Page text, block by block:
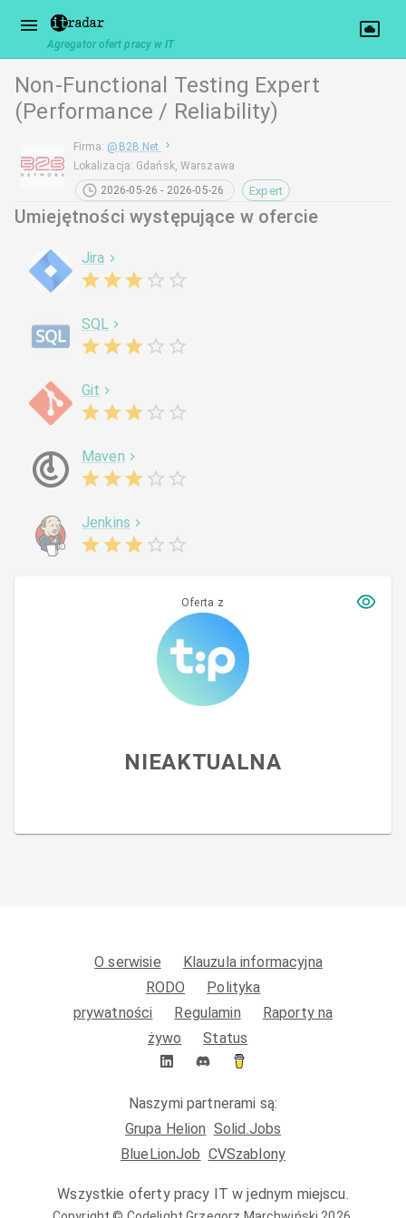
Agregator ofert pracy w IT
Non-Functional Testing Expert
(Performance / Reliability)
Firma: @ B2B.Net
Lokalizacja: Gdańsk, Warszawa
2026-05-26 - 2026-05-26
Expert
Umiejętności występujące w ofercie
Jira
SQL
Git
Maven
Jenkins
Oferta z
NIEAKTUALNA
O serwisie
Klauzula informacyjna
RODO
Polityka
prywatności
Regulamin
Raporty na
żywo
Status
Naszymi partnerami są:
Grupa Helion Solid.Jobs
BlueLionJob CVSzablony
Wszystkie oferty pracy IT w jednym miejscu.